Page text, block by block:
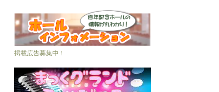
掲載広告募集中！